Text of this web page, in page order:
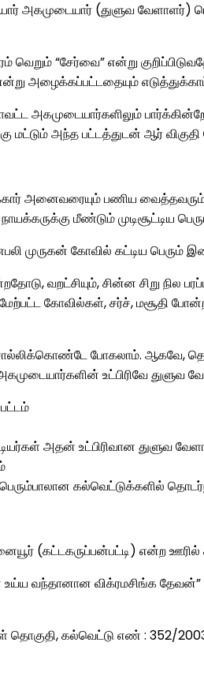
அகமுடையார் (துளுவ வேளாளர்)
வெறும் “சேர்வை” என்று
அழைக்கப்பட்டதையும்
அகமுடையார்களிலும்
மட்டும் அந்த பட்டத்துடன் ஆர்
அனைவரையும் பணிய வைத்தவரும்
மீண்டும் முடிசூட்டிய
முருகன் கோவில் கட்டிய
வறட்சியும், சின்ன சிறு
கோவில்கள், சர்ச், மசூதி
போகலாம். ஆகவே,
உட்பிரிவே துளுவ
அதன் உட்பிரிவான துளுவ
கல்வெட்டுக்களில்
(கட்டகருப்பன்பட்டி) என்ற
உய்ய வந்தானான விக்ரமசிங்க தேவன்”
தொகுதி, கல்வெட்டு எண் : 352/